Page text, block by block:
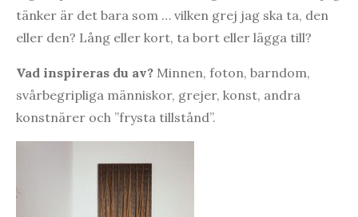
tänker är det bara som … vilken grej jag ska ta, den
eller den? Lång eller kort, ta bort eller lägga till?
Vad inspireras du av? Minnen, foton, barndom,
svårbegripliga människor, grejer, konst, andra
konstnärer och ”frysta tillstånd”.